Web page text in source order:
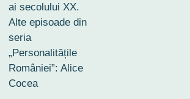
ai secolului XX.
Alte episoade din
seria
„Personalitățile
României”: Alice
Cocea